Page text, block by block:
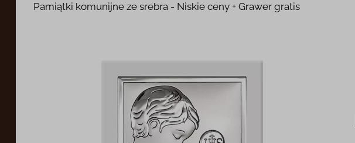
Pamiątki komunijne ze srebra - Niskie ceny + Grawer gratis